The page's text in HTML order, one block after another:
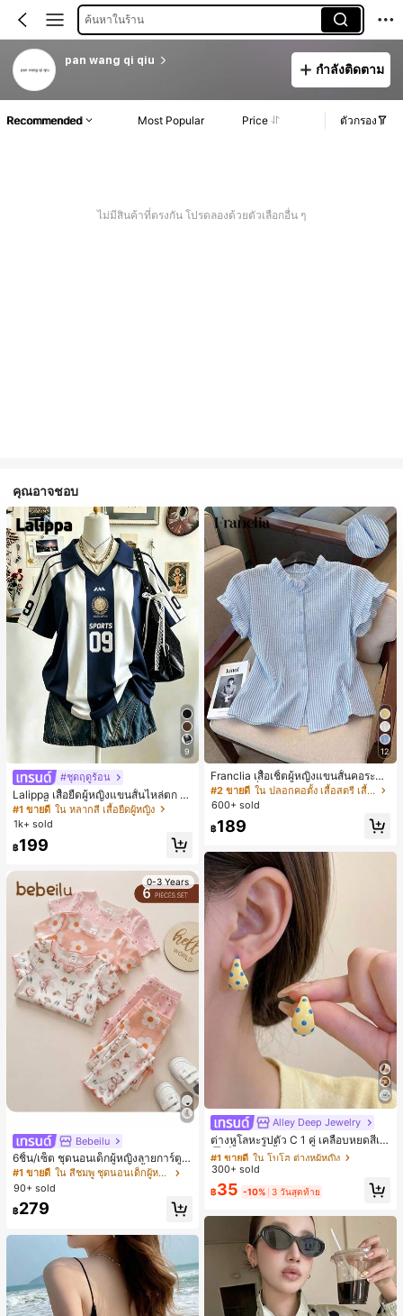
ค้นหาในร้าน
pan wang qi qiu
กำลังติดตาม
Recommended Most Popular Price ตัวกรอง
ไม่มีสินค้าที่ตรงกัน โปรดลองด้วยตัวเลือกอื่น ๆ
คุณอาจชอบ
9
#ชุดฤดูร้อน
Lalippa เสื้อยืดผู้หญิงแขนสั้นไหล่ตก ค
อวีปกเสื้อ ลายพิมพ์ดิจิทัลลายทาง สไตล์
สปอร์ตแฟชั่นมินิมอล ของขวัญสำหรับเ
พื่อน
#1 ขายดี ใน หลากสี เสื้อยืดผู้หญิง
1k+ sold
฿199
0-3 Years
Bebeilu
6ชิ้น/เซ็ต ชุดนอนเด็กผู้หญิงลายการ์ตูน
หมีและดอกไม้ คอกลม แขนสั้น กางเกง
ขาสั้น ขอบระบาย สวมใส่สบาย
#1 ขายดี
ใน สีชมพู ชุดนอนเด็กผู้หญิง
90+ sold
฿279
12
Franclia เสื้อเชิ้ตผู้หญิงแขนสั้นคอระบา
ยกระดุมเดี่ยวลายทาง
#2 ขายดี
ใน ปลอกคอตั้ง เสื้อสตรี เสื้อเบลาส์ & Tee
600+ sold
฿189
Alley Deep Jewelry
ต่างหูโลหะรูปตัว C 1 คู่ เคลือบหยดสีเห
ลือง ลายจุดสีน้ำเงิน สไตล์ยุโรปและอเม
ริกัน แฟชั่นส่วนตัว หวานและสง่างาม
สำหรับผู้หญิงและเด็กหญิง สำหรับการเ
ดินทาง งานแต่งงาน ปาร์ตี้ วันเกิด ของ
#1 ขายดี ใน โบโฮ ต่างหูผู้หญิง
ลูกค้ากลับมาซื้อซ้ำ!
เกือบหมดแล้ว!
#1 ขายดี ใน โบโฮ ต่างหูผู้หญิง
ลูกค้ากลับมาซื้อซ้ำ!
เกือบหมดแล้ว!
#1 ขายดี ใน โบโฮ ต่างหูผู้หญิง
ลูกค้ากลับมาซื้อซ้ำ!
เกือบหมดแล้ว!
#1 ขายดี ใน โบโฮ ต่างหูผู้หญิง
เกือบหมดแล้ว!
300+ sold
฿35 -10% 3 วันสุดท้าย